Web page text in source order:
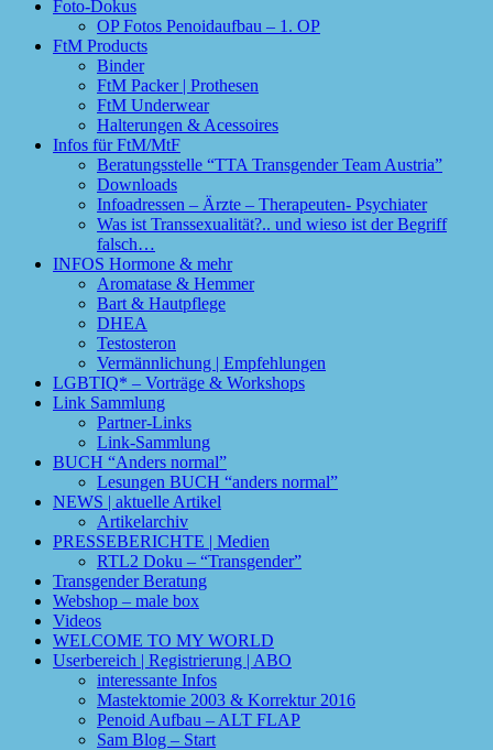
Foto-Dokus
OP Fotos Penoidaufbau – 1. OP
FtM Products
Binder
FtM Packer | Prothesen
FtM Underwear
Halterungen & Acessoires
Infos für FtM/MtF
Beratungsstelle “TTA Transgender Team Austria”
Downloads
Infoadressen – Ärzte – Therapeuten- Psychiater
Was ist Transsexualität?.. und wieso ist der Begriff
falsch…
INFOS Hormone & mehr
Aromatase & Hemmer
Bart & Hautpflege
DHEA
Testosteron
Vermännlichung | Empfehlungen
LGBTIQ* – Vorträge & Workshops
Link Sammlung
Partner-Links
Link-Sammlung
BUCH “Anders normal”
Lesungen BUCH “anders normal”
NEWS | aktuelle Artikel
Artikelarchiv
PRESSEBERICHTE | Medien
RTL2 Doku – “Transgender”
Transgender Beratung
Webshop – male box
Videos
WELCOME TO MY WORLD
Userbereich | Registrierung | ABO
interessante Infos
Mastektomie 2003 & Korrektur 2016
Penoid Aufbau – ALT FLAP
Sam Blog – Start